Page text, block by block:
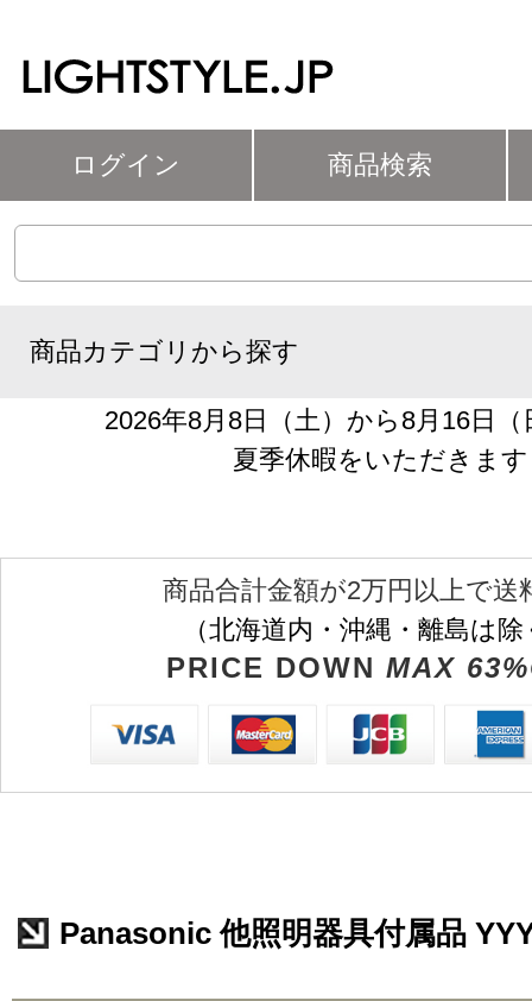
ログイン 商品検索
商品カテゴリから探す
2026年8月8日（土）から8月16日
夏季休暇をいただきます
商品合計金額が2万円以上で送
（北海道内・沖縄・離島は
PRICE DOWN MAX
Panasonic 他照明器具付属品